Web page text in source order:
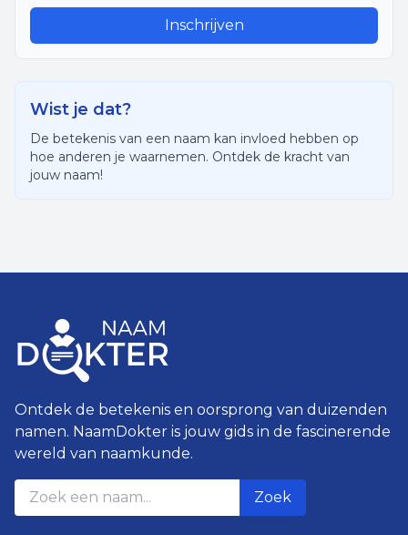
Inschrijven
Wist je dat?
De betekenis van een naam kan invloed hebben op
hoe anderen je waarnemen. Ontdek de kracht van
jouw naam!
Ontdek de betekenis en oorsprong van duizenden
namen. NaamDokter is jouw gids in de fascinerende
wereld van naamkunde.
Zoek